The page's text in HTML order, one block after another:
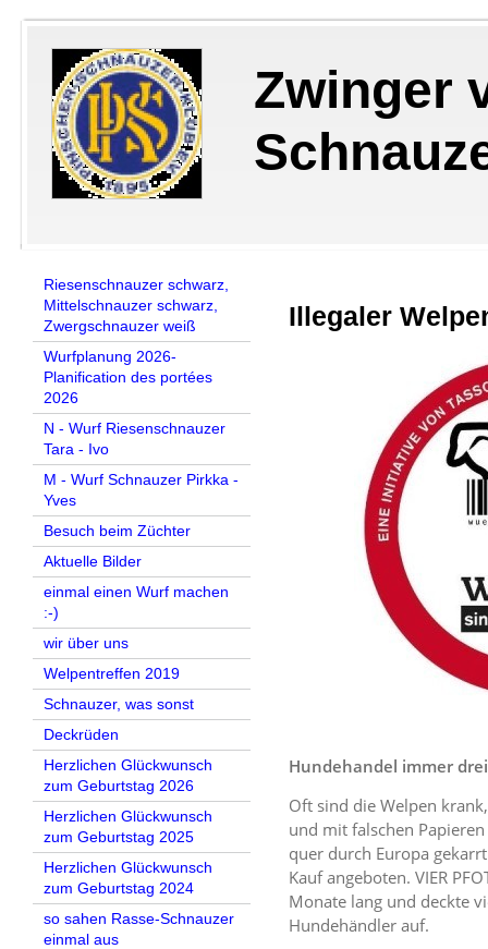
Zwinger
Riesenschnauzer schwarz,
Mittelschnauzer schwarz,
Zwergschnauzer weiß
Wurfplanung 2026-
Planification des portées
2026
N - Wurf Riesenschnauzer
Tara - Ivo
M - Wurf Schnauzer Pirkka -
Yves
Besuch beim Züchter
Aktuelle Bilder
einmal einen Wurf machen
:-)
wir über uns
Welpentreffen 2019
Schnauzer, was sonst
Deckrüden
Herzlichen Glückwunsch
zum Geburtstag 2026
Herzlichen Glückwunsch
zum Geburtstag 2025
Herzlichen Glückwunsch
zum Geburtstag 2024
so sahen Rasse-Schnauzer
einmal aus
Illegaler
Hundehandel immer
Oft sind die Welpen
und mit falschen
quer durch Europa
Kauf angeboten. VIER
Monate lang und deckte
Hundehändler auf.